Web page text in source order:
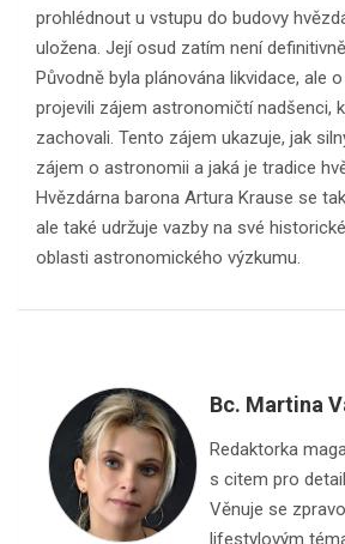
prohlédnout u vstupu do budovy
uložena. Její osud zatím není
Původně byla plánována likvidace, ale
projevili zájem astronomičtí nadšenci,
zachovali. Tento zájem ukazuje, jak
zájem o astronomii a jaká je tradice
Hvězdárna barona Artura Krause se
ale také udržuje vazby na své
oblasti astronomického výzkumu.
Bc. Martina
Redaktorka
s citem pro
Věnuje se
lifestylovým